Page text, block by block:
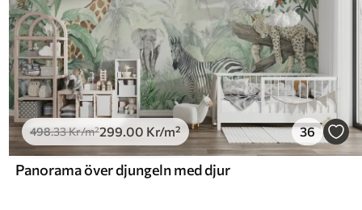
498.33Kr/m²299 .00 Kr/m² 36
Panorama över djungeln med djur